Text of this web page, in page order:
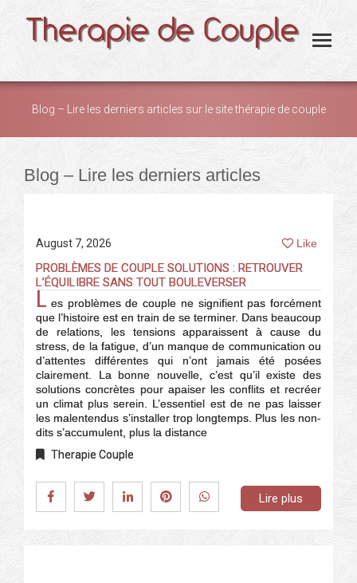
Blog – Lire les derniers articles sur le site thérapie de couple
Blog – Lire les derniers articles
August 7, 2026 Like
PROBLÈMES DE COUPLE SOLUTIONS : RETROUVER
L’ÉQUILIBRE SANS TOUT BOULEVERSER
L es problèmes de couple ne signifient pas forcément
que l’histoire est en train de se terminer. Dans beaucoup
de relations, les tensions apparaissent à cause du
stress, de la fatigue, d’un manque de communication ou
d’attentes différentes qui n’ont jamais été posées
clairement. La bonne nouvelle, c’est qu’il existe des
solutions concrètes pour apaiser les conflits et recréer
un climat plus serein. L’essentiel est de ne pas laisser
les malentendus s’installer trop longtemps. Plus les non-
dits s’accumulent, plus la distance
Therapie Couple
Lire plus